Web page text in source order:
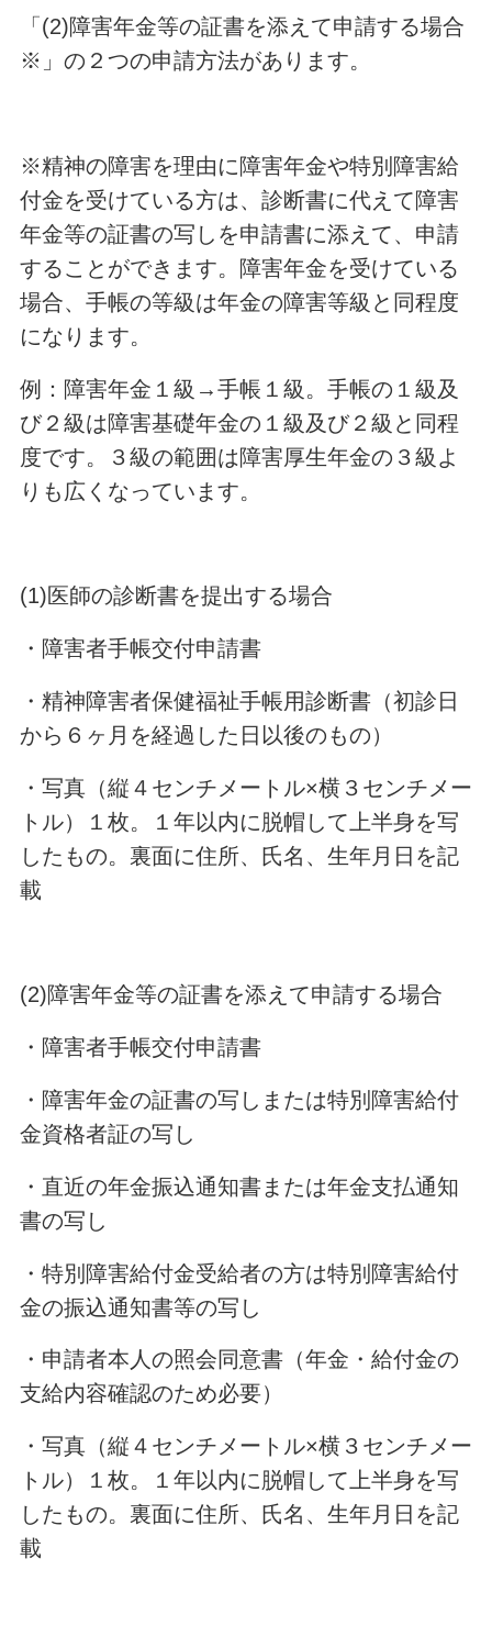
「(2)障害年金等の証書を添えて申請する場合
※」の２つの申請方法があります。
※精神の障害を理由に障害年金や特別障害給
付金を受けている方は、診断書に代えて障害
年金等の証書の写しを申請書に添えて、申請
することができます。障害年金を受けている
場合、手帳の等級は年金の障害等級と同程度
になります。
例：障害年金１級 →手帳１級。手帳の１級及
び２級は障害基礎年金の１級及び２級と同程
度です。３級の範囲は障害厚生年金の３級よ
りも広くなっています。
(1)医師の診断書を提出する場合
・障害者手帳交付申請書
・精神障害者保健福祉手帳用診断書（初診日
から６ヶ月を経過した日以後のもの）
・写真（縦４センチメートル×横３センチメー
トル）１枚。１年以内に脱帽して上半身を写
したもの。裏面に住所、氏名、生年月日を記
載
(2)障害年金等の証書を添えて申請する場合
・障害者手帳交付申請書
・障害年金の証書の写しまたは特別障害給付
金資格者証の写し
・直近の年金振込通知書または年金支払通知
書の写し
・特別障害給付金受給者の方は特別障害給付
金の振込通知書等の写し
・申請者本人の照会同意書（年金・給付金の
支給内容確認のため必要）
・写真（縦４センチメートル×横３センチメー
トル）１枚。１年以内に脱帽して上半身を写
したもの。裏面に住所、氏名、生年月日を記
載